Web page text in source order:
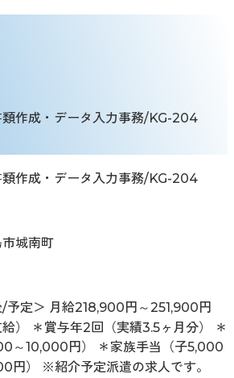
作成・データ入力事務/KG-204
作成・データ入力事務/KG-204
城南町
/予定＞ 月給218,900円～251,900円
給） ＊賞与年2回（実績3.5ヶ月分） ＊
～10,000円） ＊家族手当（子5,000
円） ※紹介予定派遣の求人です。